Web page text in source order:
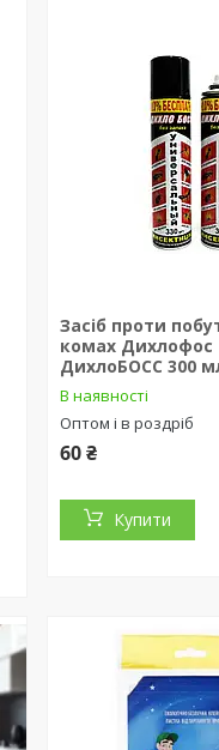
Засіб проти
комах Дихлофос
ДихлоБОСС 300
В наявності
Оптом і в роздріб
60 ₴
Купити